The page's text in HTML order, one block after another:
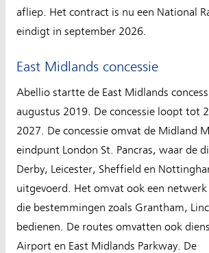
afliep. Het contract is nu een National
eindigt in september 2026.
East Midlands concessie
Abellio startte de East Midlands
augustus 2019. De concessie loopt tot
2027. De concessie omvat de Midland
eindpunt London St. Pancras, waar de
Derby, Leicester, Sheffield en
uitgevoerd. Het omvat ook een netwerk
die bestemmingen zoals Grantham,
bedienen. De routes omvatten ook
Airport en East Midlands Parkway. De